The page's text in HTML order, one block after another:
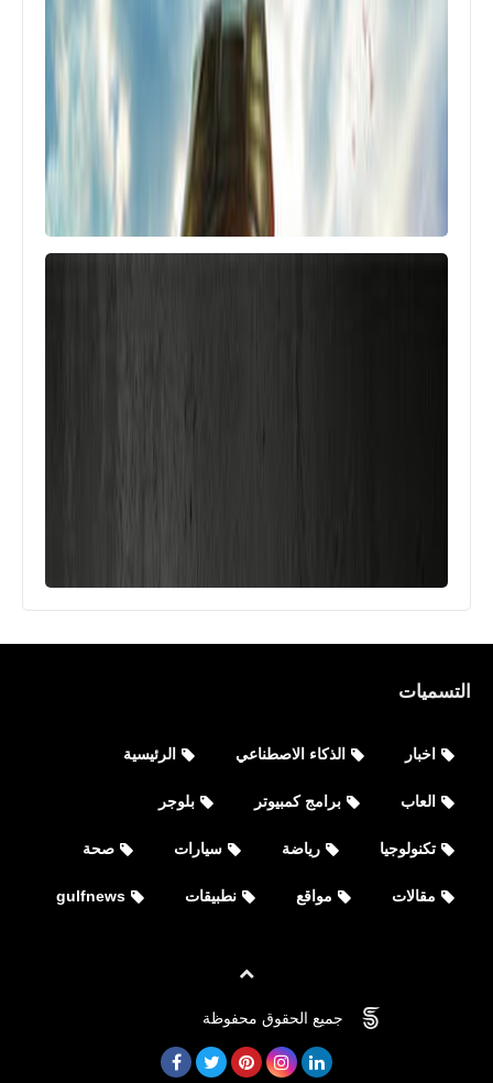
تحميل لعبة 144PRecord FPS للهواتف
المحمولة
التسميات
اخبار الذكاء الاصطناعي الرئيسية
العاب برامج كمبيوتر بلوجر
تكنولوجيا رياضة سيارات صحة
مقالات مواقع نطبيقات gulfnews
جميع الحقوق محفوظة